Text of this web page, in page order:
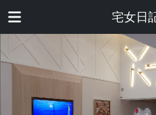
宅女日